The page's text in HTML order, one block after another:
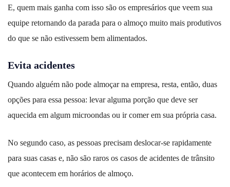
E, quem mais ganha com isso são os empresários que veem sua
equipe retornando da parada para o almoço muito mais produtivos
do que se não estivessem bem alimentados.
Evita acidentes
Quando alguém não pode almoçar na empresa, resta, então, duas
opções para essa pessoa: levar alguma porção que deve ser
aquecida em algum microondas ou ir comer em sua própria casa.
No segundo caso, as pessoas precisam deslocar-se rapidamente
para suas casas e, não são raros os casos de acidentes de trânsito
que acontecem em horários de almoço.